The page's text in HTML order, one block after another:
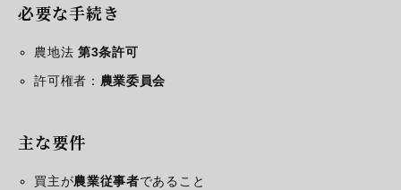
必要な手続き
農地法 第3条許可
許可権者： 農業委員会
主な要件
買主が農業従事者であること